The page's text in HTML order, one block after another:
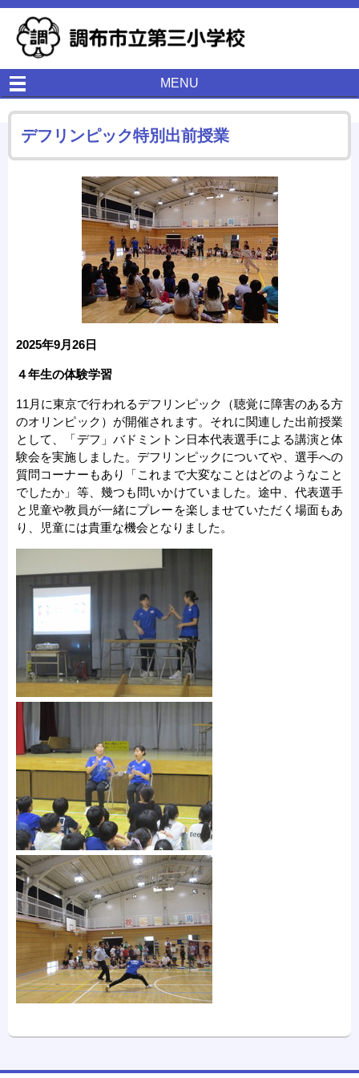
MENU
デフリンピック特別出前授業
2025年9月26日
４年生の体験学習
11月に東京で行われるデフリンピック（聴覚に障害のある方
のオリンピック）が開催されます。それに関連した出前授業
として、「デフ」バドミントン日本代表選手による講演と体
験会を実施しました。デフリンピックについてや、選手への
質問コーナーもあり「これまで大変なことはどのようなこと
でしたか」等、幾つも問いかけていました。途中、代表選手
と児童や教員が一緒にプレーを楽しませていただく場面もあ
り、児童には貴重な機会となりました。